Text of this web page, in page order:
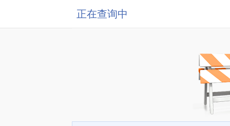
正在查询中